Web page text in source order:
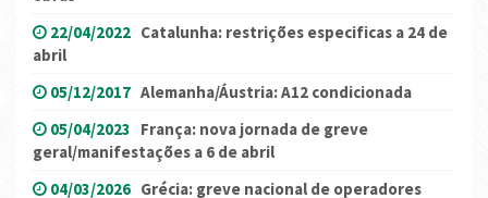
22/04/2022 Catalunha: restrições especificas a 24 de
abril
05/12/2017 Alemanha/Áustria: A12 condicionada
05/04/2023 França: nova jornada de greve
geral/manifestações a 6 de abril
04/03/2026 Grécia: greve nacional de operadores